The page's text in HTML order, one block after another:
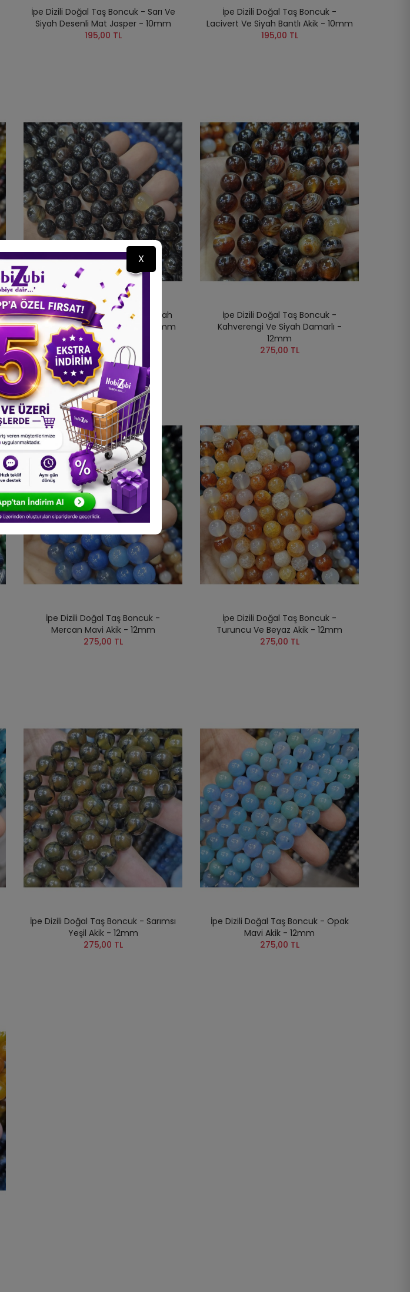
İpe Dizili Doğal Taş Boncuk - Sarı Ve
Siyah Desenli Mat Jasper - 10mm
195,00 TL
İpe Dizili Doğal Taş Boncuk -
Lacivert Ve Siyah Bantlı Akik - 10mm
195,00 TL
İpe Dizili Doğal Taş Boncuk - Siyah
Ve Açık Kahverengi Damarlı - 12mm
275,00 TL
İpe Dizili Doğal Taş Boncuk -
Kahverengi Ve Siyah Damarlı -
12mm
275,00 TL
İpe Dizili Doğal Taş Boncuk -
Mercan Mavi Akik - 12mm
275,00 TL
İpe Dizili Doğal Taş Boncuk -
Turuncu Ve Beyaz Akik - 12mm
275,00 TL
İpe Dizili Doğal Taş Boncuk - Sarımsı
Yeşil Akik - 12mm
275,00 TL
İpe Dizili Doğal Taş Boncuk - Opak
Mavi Akik - 12mm
275,00 TL
X